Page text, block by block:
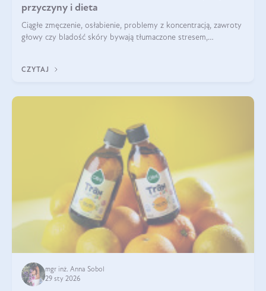
przyczyny i dieta
Ciągłe zmęczenie, osłabienie, problemy z koncentracją, zawroty
głowy czy bladość skóry bywają tłumaczone stresem,
CZYTAJ
mgr inż. Anna Sobol
29 sty 2026